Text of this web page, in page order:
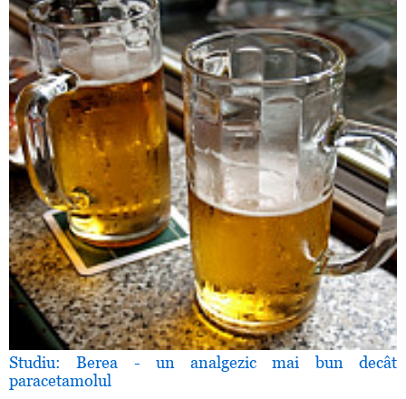
Studiu: Berea - un analgezic mai bun decât
paracetamolul